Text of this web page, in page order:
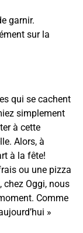
garnir.
sur la
qui se cachent
simplement
à cette
Alors, à
à la fête!
ou une pizza
chez Oggi, nous
Comme
»